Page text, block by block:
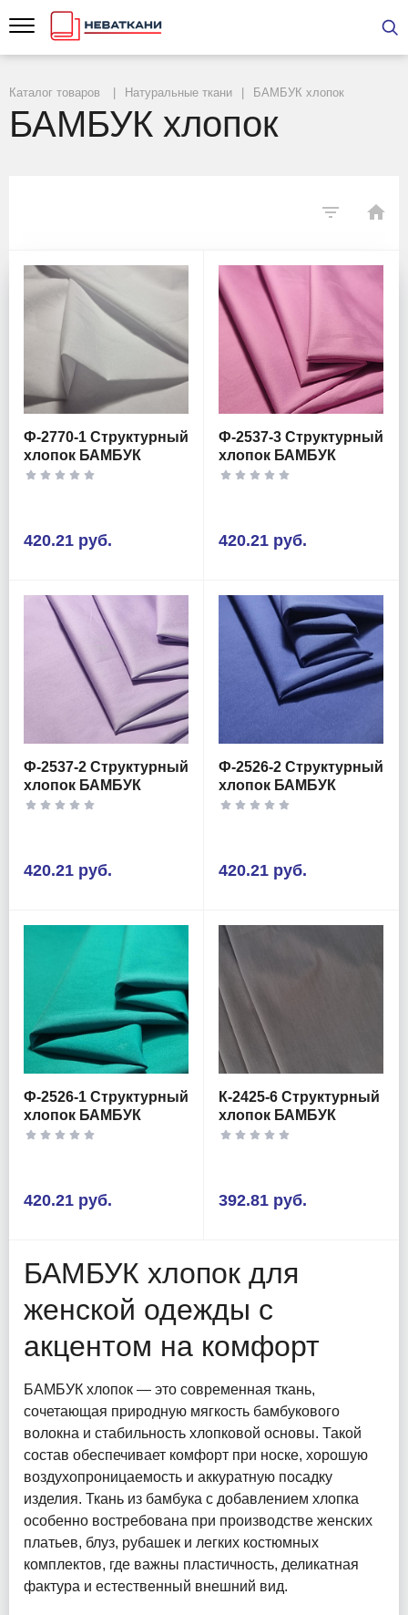
Каталог товаров Натуральные ткани БАМБУК хлопок
БАМБУК хлопок
Ф-2770-1 Структурный
хлопок БАМБУК
420.21 руб.
Ф-2537-3 Структурный
хлопок БАМБУК
420.21 руб.
Ф-2537-2 Структурный
хлопок БАМБУК
420.21 руб.
Ф-2526-2 Структурный
хлопок БАМБУК
420.21 руб.
Ф-2526-1 Структурный
хлопок БАМБУК
420.21 руб.
К-2425-6 Структурный
хлопок БАМБУК
392.81 руб.
БАМБУК хлопок для
женской одежды с
акцентом на комфорт
БАМБУК хлопок — это современная ткань,
сочетающая природную мягкость бамбукового
волокна и стабильность хлопковой основы. Такой
состав обеспечивает комфорт при носке, хорошую
воздухопроницаемость и аккуратную посадку
изделия. Ткань из бамбука с добавлением хлопка
особенно востребована при производстве женских
платьев, блуз, рубашек и легких костюмных
комплектов, где важны пластичность, деликатная
фактура и естественный внешний вид.